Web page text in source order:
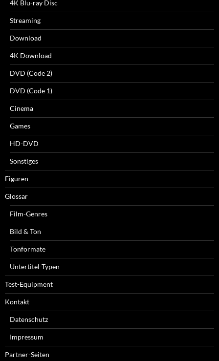
4K Blu-ray Disc
Streaming
Download
4K Download
DVD (Code 2)
DVD (Code 1)
Cinema
Games
HD-DVD
Sonstiges
Figuren
Glossar
Film-Genres
Bild & Ton
Tonformate
Untertitel-Typen
Test-Equipment
Kontakt
Datenschutz
Impressum
Partner-Seiten